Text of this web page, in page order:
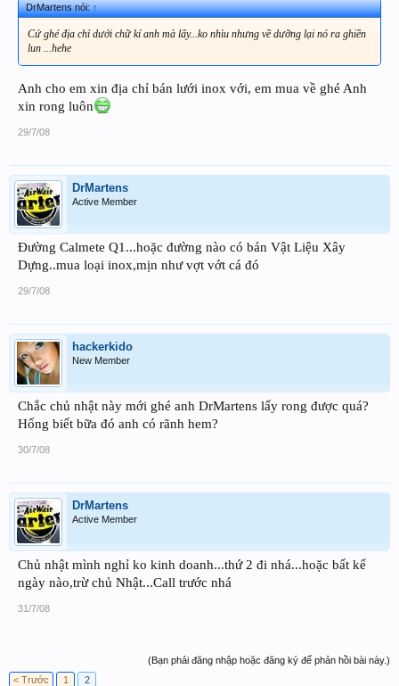
DrMartens nói:↑
Cứ ghé địa chỉ dưới chữ kí anh mà lấy...ko nhìu nhưng về dưỡng lại nó ra ghiền
lun ...hehe
Anh cho em xin địa chỉ bán lưới inox với, em mua về ghé Anh
xin rong luôn
29/7/08
DrMartens
Active Member
Đường Calmete Q1...hoặc đường nào có bán Vật Liệu Xây
Dựng..mua loại inox,mịn như vợt vớt cá đó
29/7/08
hackerkido
New Member
Chắc chủ nhật này mới ghé anh DrMartens lấy rong được quá?
Hổng biết bữa đó anh có rãnh hem?
30/7/08
DrMartens
Active Member
Chủ nhật mình nghỉ ko kinh doanh...thứ 2 đi nhá...hoặc bất kể
ngày nào,trừ chủ Nhật...Call trước nhá
31/7/08
(Bạn phải đăng nhập hoặc đăng ký để phản hồi bài này.)
< Trước
1 2